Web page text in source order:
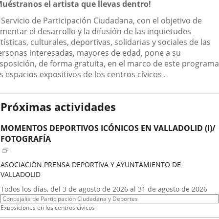
aplicación
externa.
aplicación
externa.
el artista que llevas dentro!
Servicio de Participación Ciudadana, con el objetivo de
el desarrollo y la difusión de las inquietudes
culturales, deportivas, solidarias y sociales de las
interesadas, mayores de edad, pone a su
de forma gratuita, en el marco de este
espacios expositivos de los centros cívicos .
Próximas actividades
MOMENTOS DEPORTIVOS ICÓNICOS EN VALLADOLID (I)/
FOTOGRAFÍA
ASOCIACIÓN PRENSA DEPORTIVA Y AYUNTAMIENTO DE
VALLADOLID
Fechas
del
evento
Todos los días, del 3 de agosto de 2026 al 31 de agosto de 2026
Organizador
de
Concejalía de Participación Ciudadana y Deportes
Programa
Exposiciones en los centros cívicos
Centro Cívico Científico José Antonio Valverde